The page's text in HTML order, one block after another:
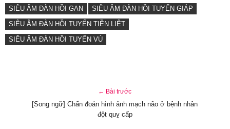
SIÊU ÂM ĐÀN HỒI GAN
SIÊU ÂM ĐÀN HỒI TUYẾN GIÁP
SIÊU ÂM ĐÀN HỒI TUYẾN TIỀN LIỆT
SIÊU ÂM ĐÀN HỒI TUYẾN VÚ
← Bài trước
[Song ngữ] Chẩn đoán hình ảnh mạch não ở bệnh nhân
đột quỵ cấp